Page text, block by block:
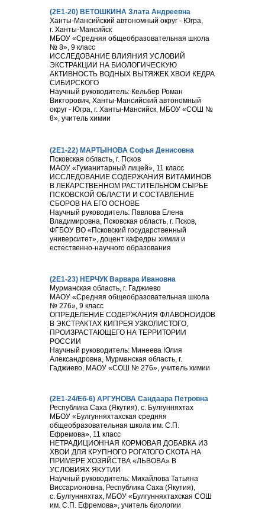
(2Е1-20) ВЕТОШКИНА Злата Андреевна
Ханты-Мансийский автономный округ - Югра,
г. Ханты-Мансийск
МБОУ «Средняя общеобразовательная школа
№ 8», 9 класс
ИССЛЕДОВАНИЕ ВЛИЯНИЯ УСЛОВИЙ
ЭКСТРАКЦИИ НА БИОЛОГИЧЕСКУЮ
АКТИВНОСТЬ ВОДНЫХ ВЫТЯЖЕК ХВОИ КЕДРА
СИБИРСКОГО
Научный руководитель: Кельбер Роман
Викторович, Ханты-Мансийский автономный
округ - Югра, г. Ханты-Мансийск, МБОУ «СОШ №
8», учитель химии
(2Е1-23) НЕРЧУК Варвара Ивановна
Мурманская область, г. Гаджиево
МАОУ «Средняя общеобразовательная школа
№ 276», 9 класс
ОПРЕДЕЛЕНИЕ СОДЕРЖАНИЯ ФЛАВОНОИДОВ
В ЭКСТРАКТАХ КИПРЕЯ УЗКОЛИСТОГО,
ПРОИЗРАСТАЮЩЕГО НА ТЕРРИТОРИИ
РОССИИ
Научный руководитель: Минеева Юлия
Александровна, Мурманская область, г.
Гаджиево, МАОУ «СОШ № 276», учитель химии
(2E1-24/Еб-6) АРГУНОВА Сандаара Петровна
Республика Саха (Якутия), с. Булгунняхтах
МБОУ «Булгунняхтахская средняя
общеобразовательная школа им. С.П.
Ефремова», 11 класс
НЕТРАДИЦИОННАЯ КОРМОВАЯ ДОБАВКА ИЗ
ХВОИ ДЛЯ КРУПНОГО РОГАТОГО СКОТА НА
ПРИМЕРЕ ХОЗЯЙСТВА «ЛЬВОВА» В
УСЛОВИЯХ ЯКУТИИ
Научный руководитель: Михайлова Татьяна
Виссарионовна, Республика Саха (Якутия),
с. Булгунняхтах, МБОУ «Булгунняхтахская СОШ
им. С.П. Ефремова», учитель биологии
(2Е1-22) МАРТЫНОВА Софья Денисовна
Псковская область, г. Псков
МАОУ «Гуманитарный лицей», 11 класс
ИССЛЕДОВАНИЕ СОДЕРЖАНИЯ ВИТАМИНОВ
В ЛЕКАРСТВЕННОМ РАСТИТЕЛЬНОМ СЫРЬЕ
ПСКОВСКОЙ ОБЛАСТИ И СОСТАВЛЕНИЕ
СБОРОВ НА ЕГО ОСНОВЕ
Научный руководитель: Павлова Елена
Владимировна, Псковская область, г. Псков,
ФГБОУ ВО «Псковский государственный
университет», доцент кафедры химии и
естественно-научного образования